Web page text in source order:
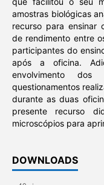
amostras biológicas
recurso para ensinar
de rendimento entre
participantes do
após a oficina.
envolvimento dos
questionamentos
durante as duas
presente recurso
microscópios para
DOWNLOADS